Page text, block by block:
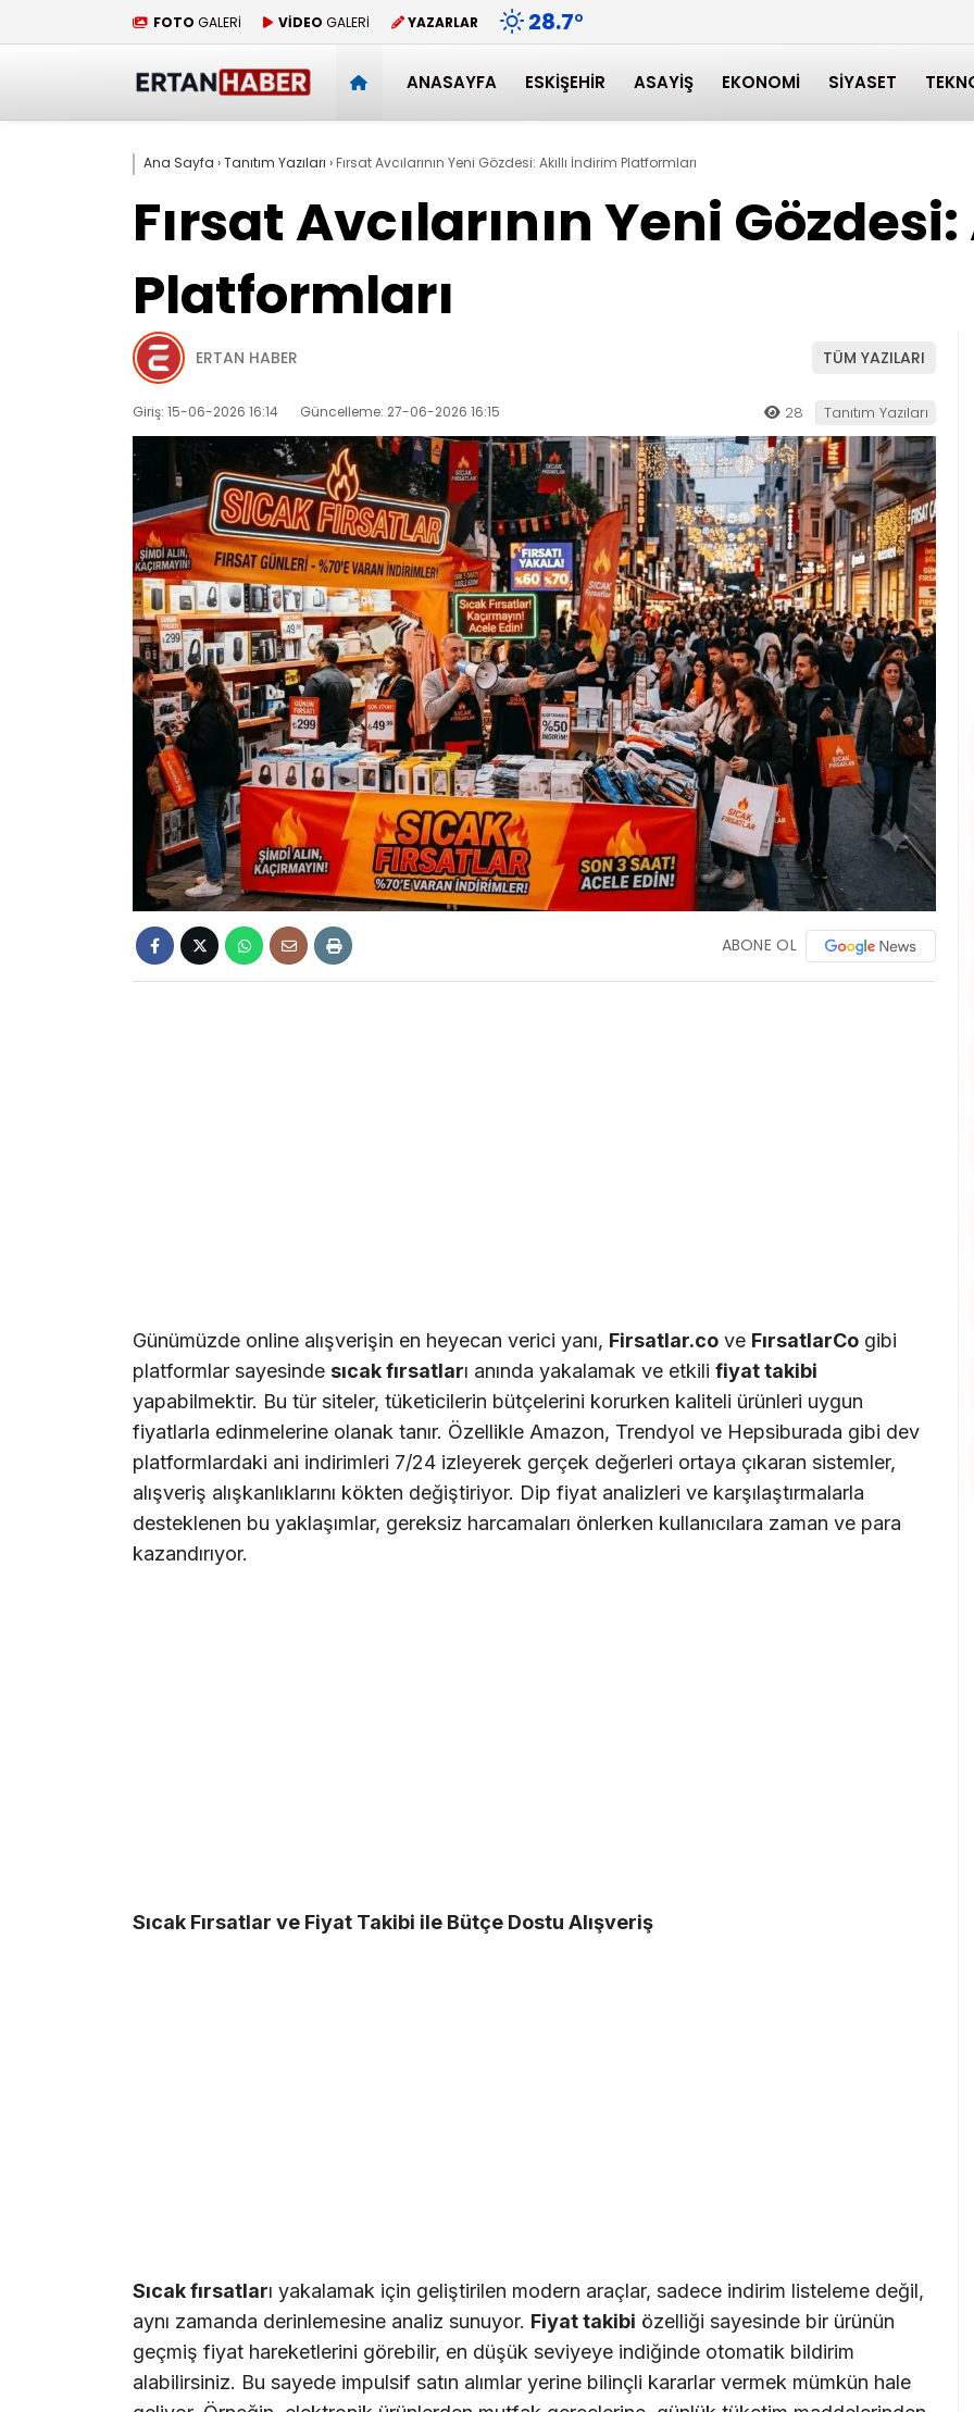
FOTO GALERİ VİDEO GALERİ YAZARLAR 28.7°
ANASAYFA ESKIŞEHIR ASAYIŞ EKONOMI SIYASET
Ana Sayfa ›Tanıtım Yazıları › Fırsat Avcılarının Yeni Gözdesi: Akıllı İndirim Platformları
Fırsat Avcılarının Yeni
Platformları
ERTAN HABER TÜM YAZILARI
Giriş: 15-06-2026 16:14 Güncelleme: 27-06-2026 16:15 28 Tanıtım Yazıları
ABONE OL
Günümüzde online alışverişin en heyecan verici yanı, Firsatlar.co ve FırsatlarCo gibi
platformlar sayesinde sıcak fırsatları anında yakalamak ve etkili fiyat takibi
yapabilmektir. Bu tür siteler, tüketicilerin bütçelerini korurken kaliteli ürünleri uygun
fiyatlarla edinmelerine olanak tanır. Özellikle Amazon, Trendyol ve Hepsiburada gibi dev
platformlardaki ani indirimleri 7/24 izleyerek gerçek değerleri ortaya çıkaran sistemler,
alışveriş alışkanlıklarını kökten değiştiriyor. Dip fiyat analizleri ve karşılaştırmalarla
desteklenen bu yaklaşımlar, gereksiz harcamaları önlerken kullanıcılara zaman ve para
kazandırıyor.
Sıcak Fırsatlar ve Fiyat Takibi ile Bütçe Dostu Alışveriş
Sıcak fırsatları yakalamak için geliştirilen modern araçlar, sadece indirim listeleme değil,
aynı zamanda derinlemesine analiz sunuyor. Fiyat takibi özelliği sayesinde bir ürünün
geçmiş fiyat hareketlerini görebilir, en düşük seviyeye indiğinde otomatik bildirim
alabilirsiniz. Bu sayede impulsif satın alımlar yerine bilinçli kararlar vermek mümkün hale